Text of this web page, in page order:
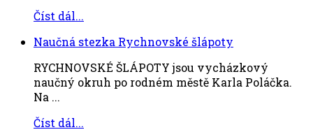
Číst dál...
Naučná stezka Rychnovské šlápoty
RYCHNOVSKÉ ŠLÁPOTY jsou vycházkový
naučný okruh po rodném městě Karla Poláčka.
Na ...
Číst dál...